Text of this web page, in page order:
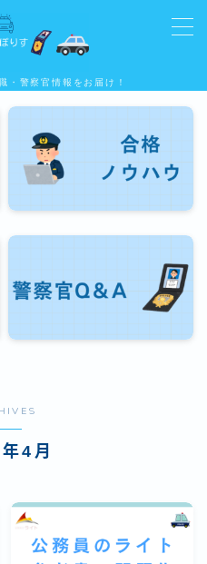
・警察官情報をお届け！
4月